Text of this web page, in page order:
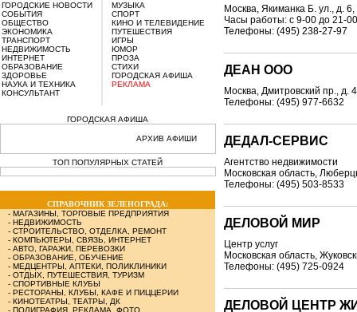
ГОРОДСКИЕ НОВОСТИ
СОБЫТИЯ
ОБЩЕСТВО
ЭКОНОМИКА
ТРАНСПОРТ
НЕДВИЖИМОСТЬ
ИНТЕРНЕТ
ОБРАЗОВАНИЕ
ЗДОРОВЬЕ
НАУКА И ТЕХНИКА
КОНСУЛЬТАНТ
МУЗЫКА
СПОРТ
КИНО И ТЕЛЕВИДЕНИЕ
ПУТЕШЕСТВИЯ
ИГРЫ
ЮМОР
ПРОЗА
СТИХИ
ГОРОДСКАЯ АФИША
РЕКЛАМА
ГОРОДСКАЯ АФИША
АРХИВ АФИШИ
ТОП ПОПУЛЯРНЫХ СТАТЕЙ
СПРАВОЧНИК ЗЕЛЕНОГРАДА:
- МАГАЗИНЫ, ТОРГОВЫЕ ПРЕДПРИЯТИЯ
- НЕДВИЖИМОСТЬ
- СТРОИТЕЛЬСТВО, ОТДЕЛКА, РЕМОНТ
- КОМПЬЮТЕРЫ, СВЯЗЬ, ИНТЕРНЕТ
- АВТО, ГАРАЖИ, ПЕРЕВОЗКИ
- ОБРАЗОВАНИЕ, ОБУЧЕНИЕ
- МЕДЦЕНТРЫ, АПТЕКИ, ПОЛИКЛИНИКИ
- ОТДЫХ, ПУТЕШЕСТВИЯ, ТУРИЗМ
- СПОРТИВНЫЕ КЛУБЫ
- РЕСТОРАНЫ, КЛУБЫ, КАФЕ И ПИЦЦЕРИИ
- КИНОТЕАТРЫ, ТЕАТРЫ, ДК
- ПОЛИГРАФИЯ, РЕКЛАМА, ФОТО
Москва, Якиманка Б. ул., д. 6,
Часы работы: с 9-00 до 21-
Телефоны: (495) 238-27-97
ДЕАН ООО
Москва, Дмитровский пр., д.
Телефоны: (495) 977-6632
ДЕДАЛ-СЕРВИС
Агентство недвижимости
Московская область,
Телефоны: (495) 503-8533
ДЕЛОВОЙ МИР
Центр услуг
Московская область,
Телефоны: (495) 725-0924
ДЕЛОВОЙ ЦЕНТР